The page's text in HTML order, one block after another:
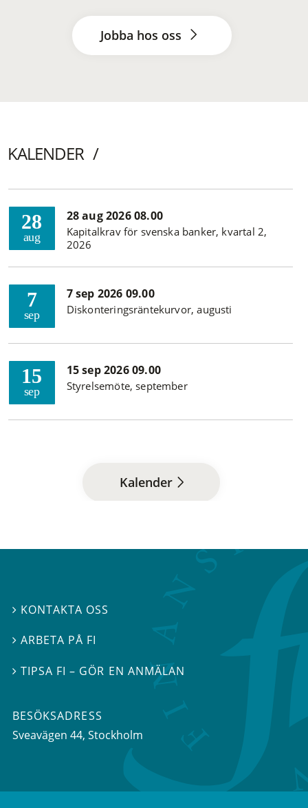
Jobba hos oss
KALENDER
28
aug
28 aug 2026 08.00
Kapitalkrav för svenska banker, kvartal 2,
2026
7
sep
7 sep 2026 09.00
Diskonteringsräntekurvor, augusti
15
sep
15 sep 2026 09.00
Styrelsemöte, september
Kalender
 KONTAKTA OSS
ARBETA PÅ FI
TIPSA FI – GÖR EN ANMÄLAN
BESÖKSADRESS
Sveavägen 44, Stockholm